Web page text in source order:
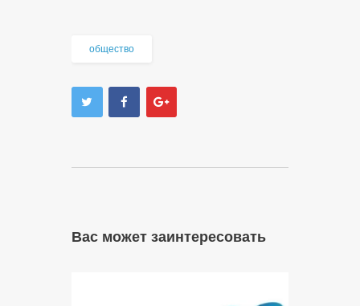
общество
Вас может заинтересовать